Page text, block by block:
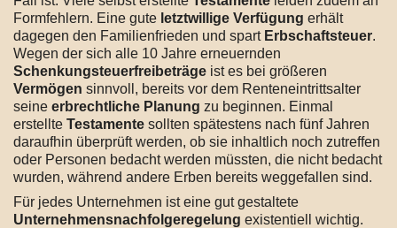
Formfehlern. Eine gute letztwillige Verfügung erhält
dagegen den Familienfrieden und spart Erbschaftsteuer.
Wegen der sich alle 10 Jahre erneuernden
Schenkungsteuerfreibeträge ist es bei größeren
Vermögen sinnvoll, bereits vor dem Renteneintrittsalter
seine erbrechtliche Planung zu beginnen. Einmal
erstellte Testamente sollten spätestens nach fünf Jahren
daraufhin überprüft werden, ob sie inhaltlich noch zutreffen
oder Personen bedacht werden müssten, die nicht bedacht
wurden, während andere Erben bereits weggefallen sind.
Für jedes Unternehmen ist eine gut gestaltete
Unternehmensnachfolgeregelung existentiell wichtig.